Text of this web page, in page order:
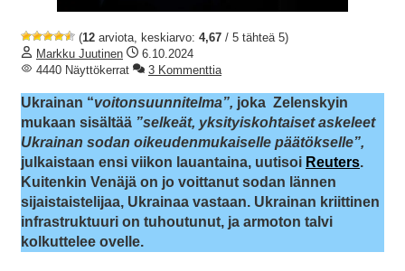
(12 arviota, keskiarvo: 4,67 / 5 tähteä 5)
Markku Juutinen
6.10.2024
4440 Näyttökerrat
3 Kommenttia
Ukrainan “voitonsuunnitelma”, joka Zelenskyin
mukaan sisältää ”selkeät, yksityiskohtaiset askeleet
Ukrainan sodan oikeudenmukaiselle päätökselle”,
julkaistaan ensi viikon lauantaina, uutisoi Reuters.
Kuitenkin Venäjä on jo voittanut sodan lännen
sijaistaistelijaa, Ukrainaa vastaan. Ukrainan kriittinen
infrastruktuuri on tuhoutunut, ja armoton talvi
kolkuttelee ovelle.